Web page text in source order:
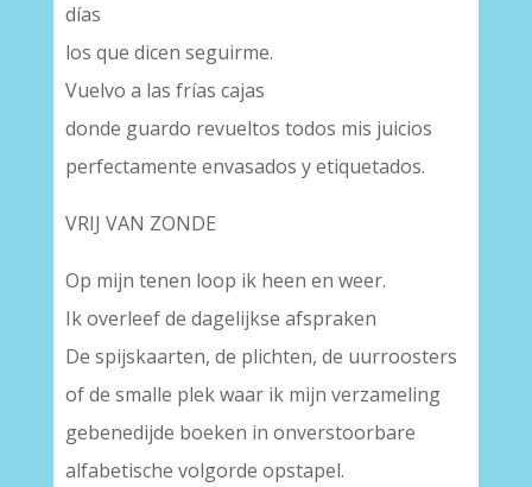
días
los que dicen seguirme.
Vuelvo a las frías cajas
donde guardo revueltos todos mis juicios
perfectamente envasados y etiquetados.
VRIJ VAN ZONDE
Op mijn tenen loop ik heen en weer.
Ik overleef de dagelijkse afspraken
De spijskaarten, de plichten, de uurroosters
of de smalle plek waar ik mijn verzameling
gebenedijde boeken in onverstoorbare
alfabetische volgorde opstapel.